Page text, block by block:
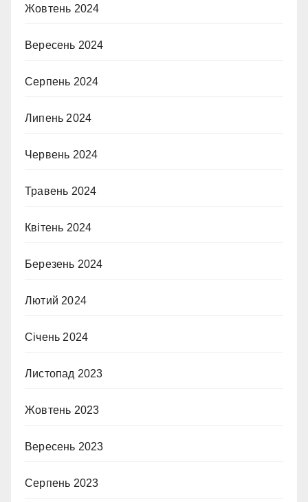
Жовтень 2024
Вересень 2024
Серпень 2024
Липень 2024
Червень 2024
Травень 2024
Квітень 2024
Березень 2024
Лютий 2024
Січень 2024
Листопад 2023
Жовтень 2023
Вересень 2023
Серпень 2023